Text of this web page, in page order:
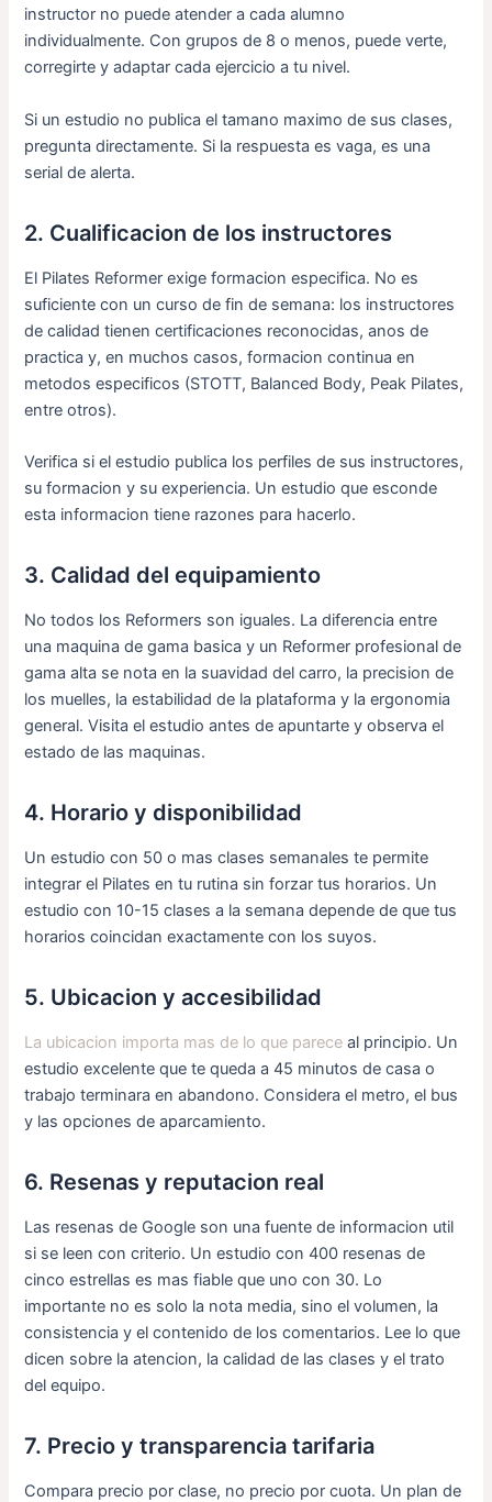
instructor no puede atender a cada alumno
individualmente. Con grupos de 8 o menos, puede verte,
corregirte y adaptar cada ejercicio a tu nivel.
Si un estudio no publica el tamano maximo de sus clases,
pregunta directamente. Si la respuesta es vaga, es una
serial de alerta.
2. Cualificacion de los instructores
El Pilates Reformer exige formacion especifica. No es
suficiente con un curso de fin de semana: los instructores
de calidad tienen certificaciones reconocidas, anos de
practica y, en muchos casos, formacion continua en
metodos especificos (STOTT, Balanced Body, Peak Pilates,
entre otros).
Verifica si el estudio publica los perfiles de sus instructores,
su formacion y su experiencia. Un estudio que esconde
esta informacion tiene razones para hacerlo.
3. Calidad del equipamiento
No todos los Reformers son iguales. La diferencia entre
una maquina de gama basica y un Reformer profesional de
gama alta se nota en la suavidad del carro, la precision de
los muelles, la estabilidad de la plataforma y la ergonomia
general. Visita el estudio antes de apuntarte y observa el
estado de las maquinas.
4. Horario y disponibilidad
Un estudio con 50 o mas clases semanales te permite
integrar el Pilates en tu rutina sin forzar tus horarios. Un
estudio con 10-15 clases a la semana depende de que tus
horarios coincidan exactamente con los suyos.
5. Ubicacion y accesibilidad
La ubicacion importa mas de lo que parece al principio. Un
estudio excelente que te queda a 45 minutos de casa o
trabajo terminara en abandono. Considera el metro, el bus
y las opciones de aparcamiento.
6. Resenas y reputacion real
Las resenas de Google son una fuente de informacion util
si se leen con criterio. Un estudio con 400 resenas de
cinco estrellas es mas fiable que uno con 30. Lo
importante no es solo la nota media, sino el volumen, la
consistencia y el contenido de los comentarios. Lee lo que
dicen sobre la atencion, la calidad de las clases y el trato
del equipo.
7. Precio y transparencia tarifaria
Compara precio por clase, no precio por cuota. Un plan de